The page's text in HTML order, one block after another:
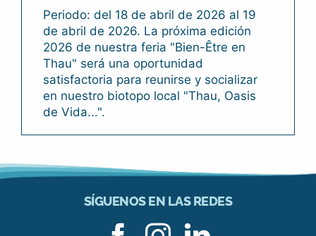
Periodo: del 18 de abril de 2026 al 19
de abril de 2026. La próxima edición
2026 de nuestra feria "Bien-Être en
Thau" será una oportunidad
satisfactoria para reunirse y socializar
en nuestro biotopo local "Thau, Oasis
de Vida...".
SÍGUENOS EN LAS REDES